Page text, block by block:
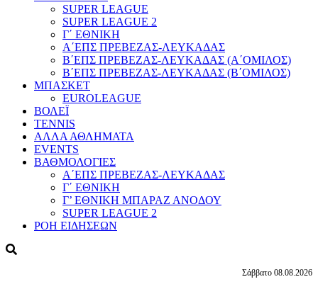
SUPER LEAGUE
SUPER LEAGUE 2
Γ΄ ΕΘΝΙΚΗ
Α΄ΕΠΣ ΠΡΕΒΕΖΑΣ-ΛΕΥΚΑΔΑΣ
Β΄ΕΠΣ ΠΡΕΒΕΖΑΣ-ΛΕΥΚΑΔΑΣ (Α΄ΟΜΙΛΟΣ)
Β΄ΕΠΣ ΠΡΕΒΕΖΑΣ-ΛΕΥΚΑΔΑΣ (Β΄ΟΜΙΛΟΣ)
ΜΠΑΣΚΕΤ
EUROLEAGUE
ΒΟΛΕΪ
TENNIS
ΑΛΛΑ ΑΘΛΗΜΑΤΑ
EVENTS
ΒΑΘΜΟΛΟΓΙΕΣ
Α΄ΕΠΣ ΠΡΕΒΕΖΑΣ-ΛΕΥΚΑΔΑΣ
Γ΄ ΕΘΝΙΚΗ
Γ’ ΕΘΝΙΚΗ ΜΠΑΡΑΖ ΑΝΟΔΟΥ
SUPER LEAGUE 2
ΡΟΗ ΕΙΔΗΣΕΩΝ
Σάββατο 08.08.2026